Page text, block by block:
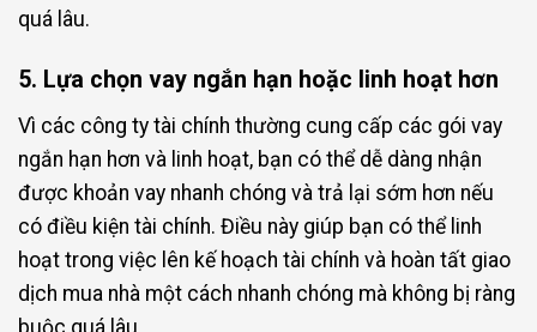
quá lâu.
5. Lựa chọn vay ngắn hạn hoặc linh hoạt hơn
Vì các công ty tài chính thường cung cấp các gói vay
ngắn hạn hơn và linh hoạt, bạn có thể dễ dàng nhận
được khoản vay nhanh chóng và trả lại sớm hơn nếu
có điều kiện tài chính. Điều này giúp bạn có thể linh
hoạt trong việc lên kế hoạch tài chính và hoàn tất giao
dịch mua nhà một cách nhanh chóng mà không bị ràng